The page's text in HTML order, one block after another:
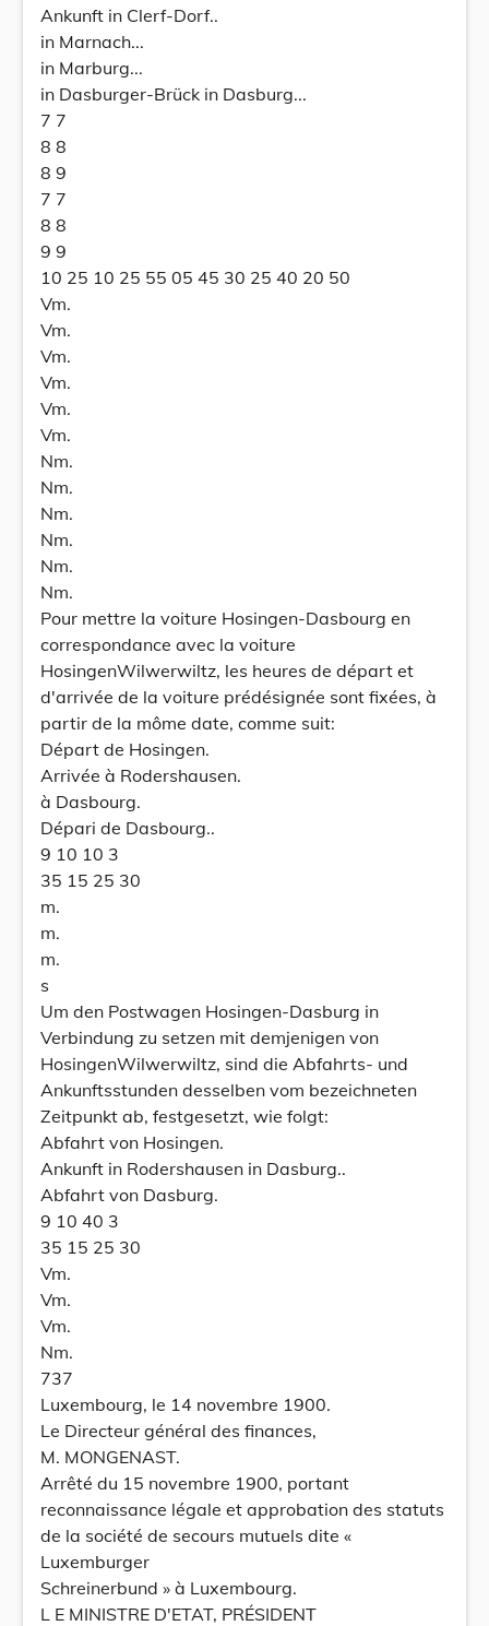
Ankunft in Clerf-Dorf..
in Marnach...
in Marburg...
in Dasburger-Brück in Dasburg...
7 7
8 8
8 9
7 7
8 8
9 9
10 25 10 25 55 05 45 30 25 40 20 50
Vm.
Vm.
Vm.
Vm.
Vm.
Vm.
Nm.
Nm.
Nm.
Nm.
Nm.
Nm.
Pour mettre la voiture Hosingen-Dasbourg en
correspondance avec la voiture
HosingenWilwerwiltz, les heures de départ et
d'arrivée de la voiture prédésignée sont fixées, à
partir de la môme date, comme suit:
Départ de Hosingen.
Arrivée à Rodershausen.
à Dasbourg.
Dépari de Dasbourg..
9 10 10 3
35 15 25 30
m.
m.
m.
s
Um den Postwagen Hosingen-Dasburg in
Verbindung zu setzen mit demjenigen von
HosingenWilwerwiltz, sind die Abfahrts- und
Ankunftsstunden desselben vom bezeichneten
Zeitpunkt ab, festgesetzt, wie folgt:
Abfahrt von Hosingen.
Ankunft in Rodershausen in Dasburg..
Abfahrt von Dasburg.
9 10 40 3
35 15 25 30
Vm.
Vm.
Vm.
Nm.
737
Luxembourg, le 14 novembre 1900.
Le Directeur général des finances,
M. MONGENAST.
Arrêté du 15 novembre 1900, portant
reconnaissance légale et approbation des statuts
de la société de secours mutuels dite «
Luxemburger
Schreinerbund » à Luxembourg.
L E MINISTRE D'ETAT, PRÉSIDENT